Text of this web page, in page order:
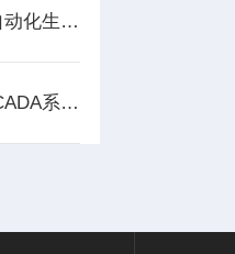
PLC、模块与变频器：自动化生产的核心动力组合
ID启动工控PLC/DCS/SCADA系列份额报告